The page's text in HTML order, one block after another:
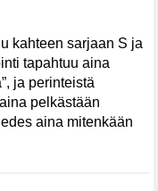
kahteen sarjaan S ja
tapahtuu aina
ja perinteistä
pelkästään
aina mitenkään